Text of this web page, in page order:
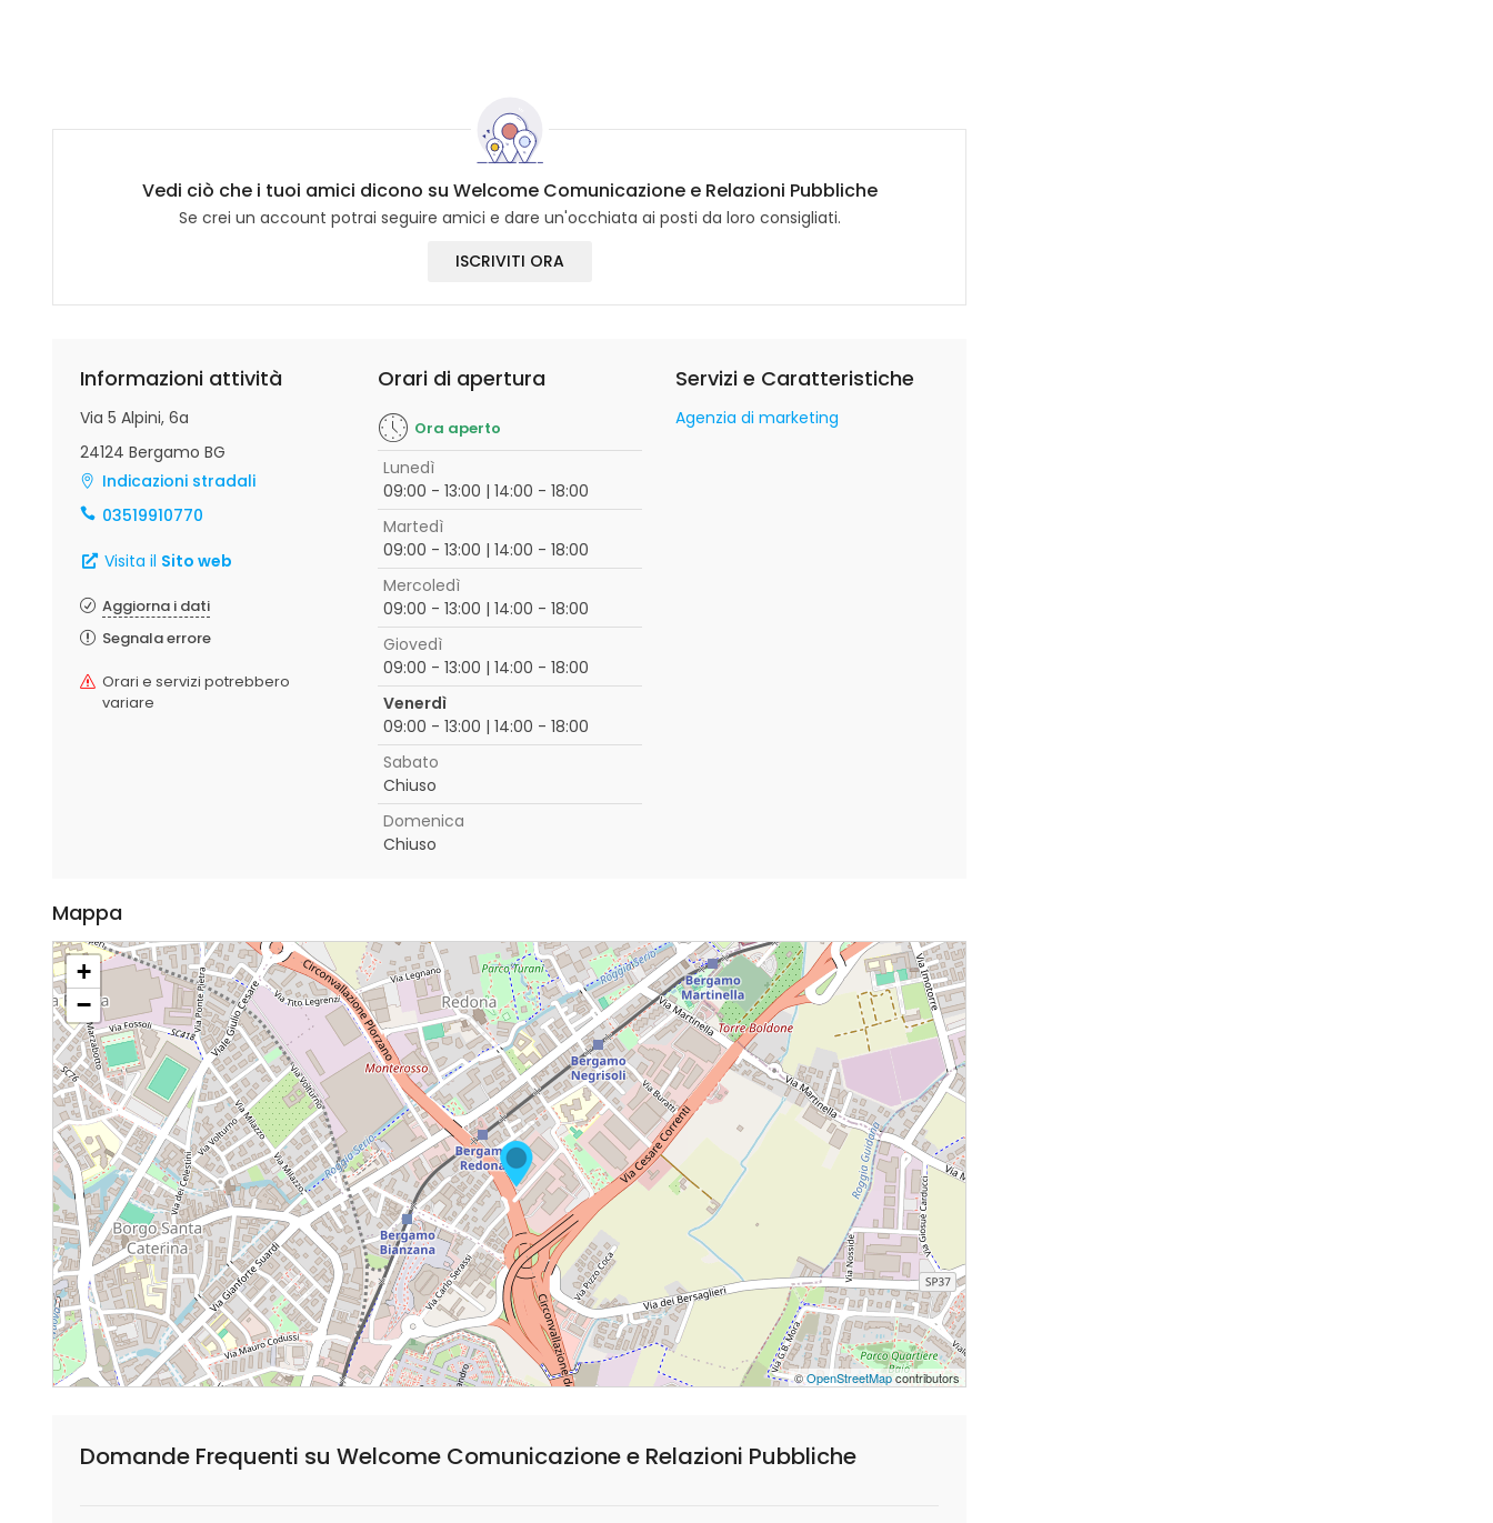
Vedi ciò che i tuoi amici dicono su Welcome Comunicazione e Relazioni Pubbliche
Se crei un account potrai seguire amici e dare un'occhiata ai posti da loro consigliati.
ISCRIVITI ORA
Informazioni attività
Via 5 Alpini, 6a
24124 Bergamo BG
Indicazioni stradali
03519910770
Visita il Sito web
Aggiorna i dati
Segnala errore
Orari e servizi potrebbero
variare
Orari di apertura
Ora aperto
Lunedì
09:00 - 13:00 | 14:00 - 18:00
Martedì
09:00 - 13:00 | 14:00 - 18:00
Mercoledì
09:00 - 13:00 | 14:00 - 18:00
Giovedì
09:00 - 13:00 | 14:00 - 18:00
Venerdì
09:00 - 13:00 | 14:00 - 18:00
Sabato
Chiuso
Domenica
Chiuso
Servizi e Caratteristiche
Agenzia di marketing
Mappa
+
−
©OpenStreetMapcontributors
Domande Frequenti su Welcome Comunicazione e Relazioni Pubbliche